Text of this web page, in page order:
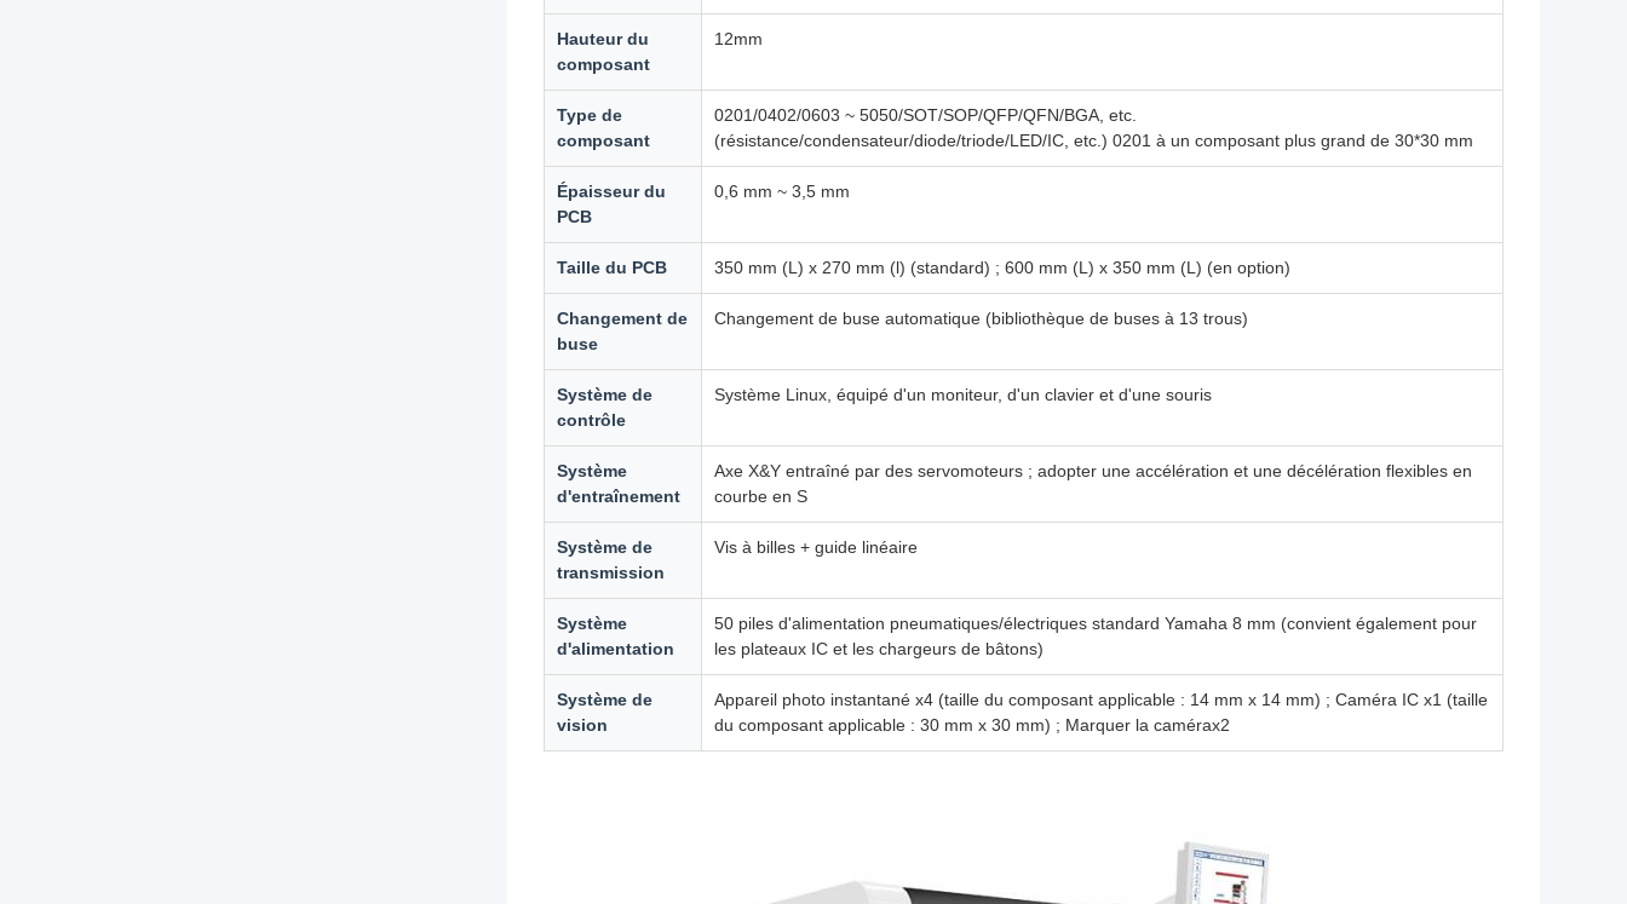
Hauteur du
composant
12mm
Type de
composant
0201/0402/0603 ~ 5050/SOT/SOP/QFP/QFN/BGA, etc.
(résistance/condensateur/diode/triode/LED/IC, etc.) 0201 à un composant plus grand de 30*30 mm
Épaisseur du
PCB
0,6 mm ~ 3,5 mm
Taille du PCB 350 mm (L) x 270 mm (l) (standard) ; 600 mm (L) x 350 mm (L) (en option)
Changement de
buse
Changement de buse automatique (bibliothèque de buses à 13 trous)
Système de
contrôle
Système Linux, équipé d'un moniteur, d'un clavier et d'une souris
Système
d'entraînement
Axe X&Y entraîné par des servomoteurs ; adopter une accélération et une décélération flexibles en
courbe en S
Système de
transmission
Vis à billes + guide linéaire
Système
d'alimentation
50 piles d'alimentation pneumatiques/électriques standard Yamaha 8 mm (convient également pour
les plateaux IC et les chargeurs de bâtons)
Système de
vision
Appareil photo instantané x4 (taille du composant applicable : 14 mm x 14 mm) ; Caméra IC x1 (taille
du composant applicable : 30 mm x 30 mm) ; Marquer la camérax2